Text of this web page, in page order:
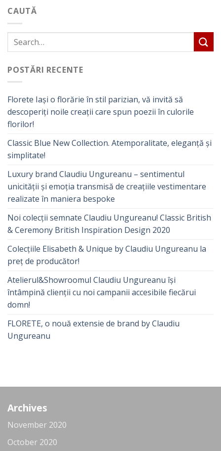
CAUTĂ
POSTĂRI RECENTE
Florete Iași o florărie în stil parizian, vă invită să
descoperiți noile creații care spun poezii în culorile
florilor!
Classic Blue New Collection. Atemporalitate, eleganță și
simplitate!
Luxury brand Claudiu Ungureanu – sentimentul
unicității și emoția transmisă de creațiile vestimentare
realizate în maniera bespoke
Noi colecții semnate Claudiu Ungureanu! Classic British
& Ceremony British Inspiration Design 2020
Colecțiile Elisabeth & Unique by Claudiu Ungureanu la
preț de producător!
Atelierul&Showroomul Claudiu Ungureanu își
întâmpină clienții cu noi campanii accesibile fiecărui
domn!
FLORETE, o nouă extensie de brand by Claudiu
Ungureanu
Archives
November 2020
October 2020